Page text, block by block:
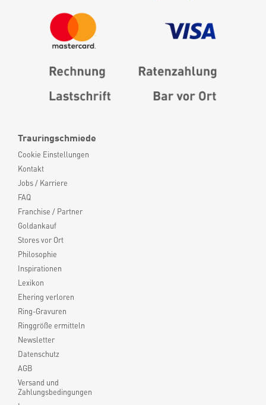
Trauringschmiede
Cookie Einstellungen
Kontakt
Jobs / Karriere
FAQ
Franchise / Partner
Goldankauf
Stores vor Ort
Philosophie
Inspirationen
Lexikon
Ehering verloren
Ring-Gravuren
Ringgröße ermitteln
Newsletter
Datenschutz
AGB
Versand und
Zahlungsbedingungen